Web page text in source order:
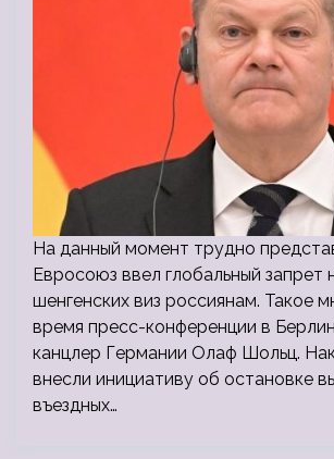
На данный момент трудно
Евросоюз ввел глобальный запрет
шенгенских виз россиянам. Такое
время пресс-конференции в
канцлер Германии Олаф Шольц.
внесли инициативу об остановке
въездных…